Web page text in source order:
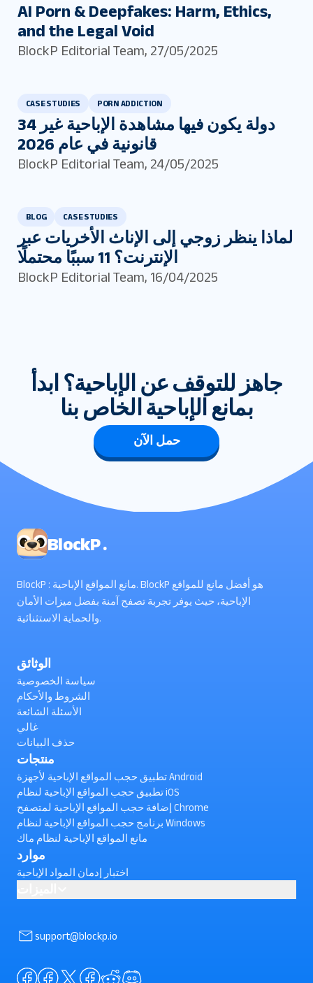
AI Porn & Deepfakes: Harm, Ethics,
and the Legal Void
BlockP Editorial Team, 27/05/2025
CASE STUDIES PORN ADDICTION
34 دولة يكون فيها مشاهدة الإباحية غير
قانونية في عام 2026
BlockP Editorial Team, 24/05/2025
BLOG CASE STUDIES
لماذا ينظر زوجي إلى الإناث الأخريات عبر
الإنترنت؟ 11 سببًا محتملًا
BlockP Editorial Team, 16/04/2025
جاهز للتوقف عن الإباحية؟ ابدأ
بمانع الإباحية الخاص بنا
حمل الآن
BlockP .
BlockP : مانع المواقع الإباحية. BlockP هو أفضل مانع للمواقع
الإباحية، حيث يوفر تجربة تصفح آمنة بفضل ميزات الأمان
والحماية الاستثنائية.
الوثائق
سياسة الخصوصية
الشروط والأحكام
الأسئلة الشائعة
غالي
حذف البيانات
منتجات
تطبيق حجب المواقع الإباحية لأجهزة Android
تطبيق حجب المواقع الإباحية لنظام iOS
إضافة حجب المواقع الإباحية لمتصفح Chrome
برنامج حجب المواقع الإباحية لنظام Windows
مانع المواقع الإباحية لنظام ماك
موارد
اختبار إدمان المواد الإباحية
(تم التحقق)
support@blockp.io